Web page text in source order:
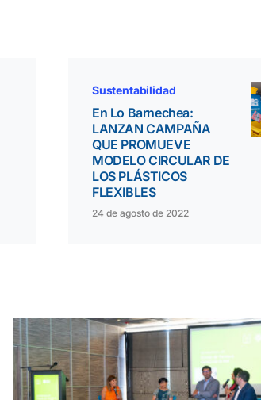
Sustentabilidad
En Lo Barnechea:
LANZAN CAMPAÑA
QUE PROMUEVE
MODELO CIRCULAR DE
LOS PLÁSTICOS
FLEXIBLES
24 de agosto de 2022